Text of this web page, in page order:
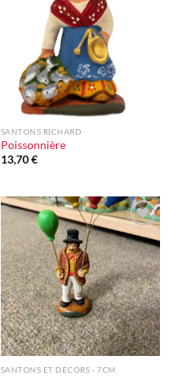
SANTONS RICHARD
Poissonnière
13,70€
Ajouter
à la liste
d'envie
SANTONS ET DÉCORS - 7CM